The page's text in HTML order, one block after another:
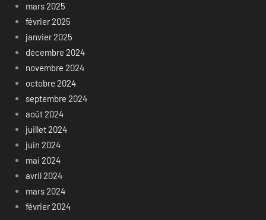
mars 2025
février 2025
janvier 2025
décembre 2024
novembre 2024
octobre 2024
septembre 2024
août 2024
juillet 2024
juin 2024
mai 2024
avril 2024
mars 2024
février 2024